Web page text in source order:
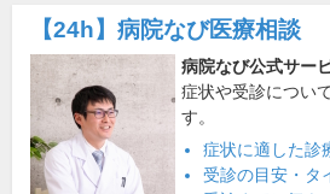
【24h】 病院なび医療相談
病院なび公式サー
症状や受診につい
す。
症状に適した診
受診の目安・タ